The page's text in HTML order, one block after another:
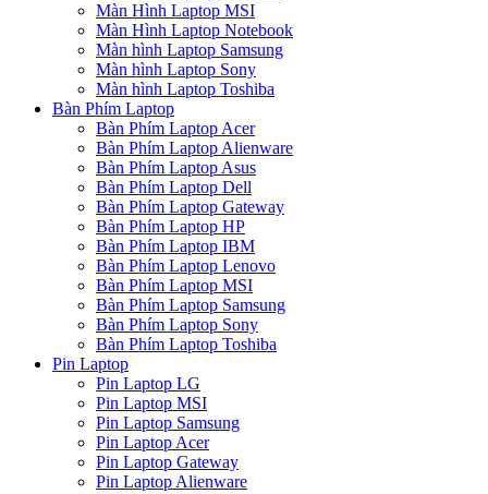
Màn Hình Laptop MSI
Màn Hình Laptop Notebook
Màn hình Laptop Samsung
Màn hình Laptop Sony
Màn hình Laptop Toshiba
Bàn Phím Laptop
Bàn Phím Laptop Acer
Bàn Phím Laptop Alienware
Bàn Phím Laptop Asus
Bàn Phím Laptop Dell
Bàn Phím Laptop Gateway
Bàn Phím Laptop HP
Bàn Phím Laptop IBM
Bàn Phím Laptop Lenovo
Bàn Phím Laptop MSI
Bàn Phím Laptop Samsung
Bàn Phím Laptop Sony
Bàn Phím Laptop Toshiba
Pin Laptop
Pin Laptop LG
Pin Laptop MSI
Pin Laptop Samsung
Pin Laptop Acer
Pin Laptop Gateway
Pin Laptop Alienware